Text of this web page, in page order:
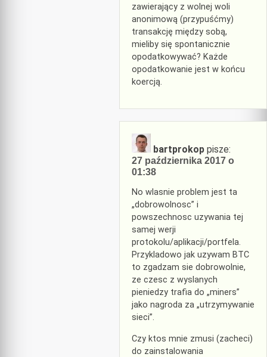
zawierający z wolnej woli
anonimową (przypuśćmy)
transakcję między sobą,
mieliby się spontanicznie
opodatkowywać? Każde
opodatkowanie jest w końcu
koercją.
bartprokop pisze:
27 października 2017 o
01:38
No wlasnie problem jest ta
„dobrowolnosc” i
powszechnosc uzywania tej
samej werji
protokolu/aplikacji/portfela.
Przykladowo jak uzywam BTC
to zgadzam sie dobrowolnie,
ze czesc z wyslanych
pieniedzy trafia do „miners”
jako nagroda za „utrzymywanie
sieci”.
Czy ktos mnie zmusi (zacheci)
do zainstalowania